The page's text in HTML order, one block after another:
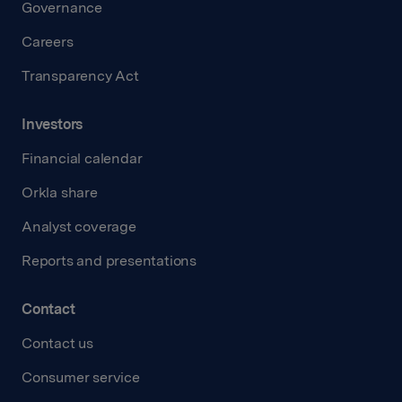
Governance
Careers
Transparency Act
Investors
Financial calendar
Orkla share
Analyst coverage
Reports and presentations
Contact
Contact us
Consumer service